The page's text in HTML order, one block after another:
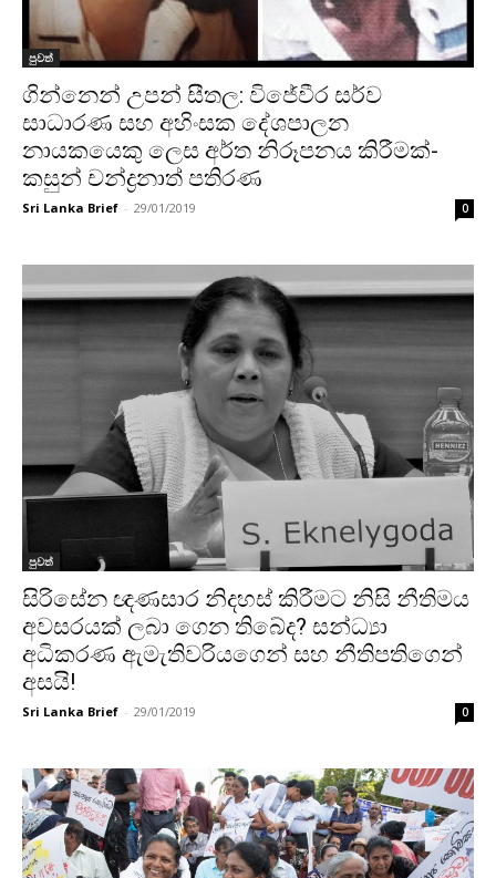
පුවත්
ගින්නෙන් උපන් සීතල: විජේවීර සර්ව
සාධාරණ සහ අහිංසක දේශපාලන
නායකයෙකු ලෙස අර්ත නිරූපනය කිරීමක්-
කසුන් චන්ද්‍රනාත් පතිරණ
Sri Lanka Brief - 29/01/2019 0
පුවත්
සිරිසේන ඥණසාර නිදහස් කිරීමට නිසි නීතිමය
අවසරයක් ලබා ගෙන තිබේද? සන්ධ්‍යා
අධිකරණ ඇමැතිවරියගෙන් සහ නීතිපතිගෙන්
අසයි!
Sri Lanka Brief - 29/01/2019 0